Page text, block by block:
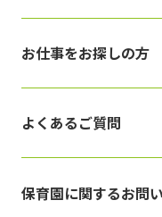
お仕事をお探しの方
よくあるご質問
保育園に関するお問